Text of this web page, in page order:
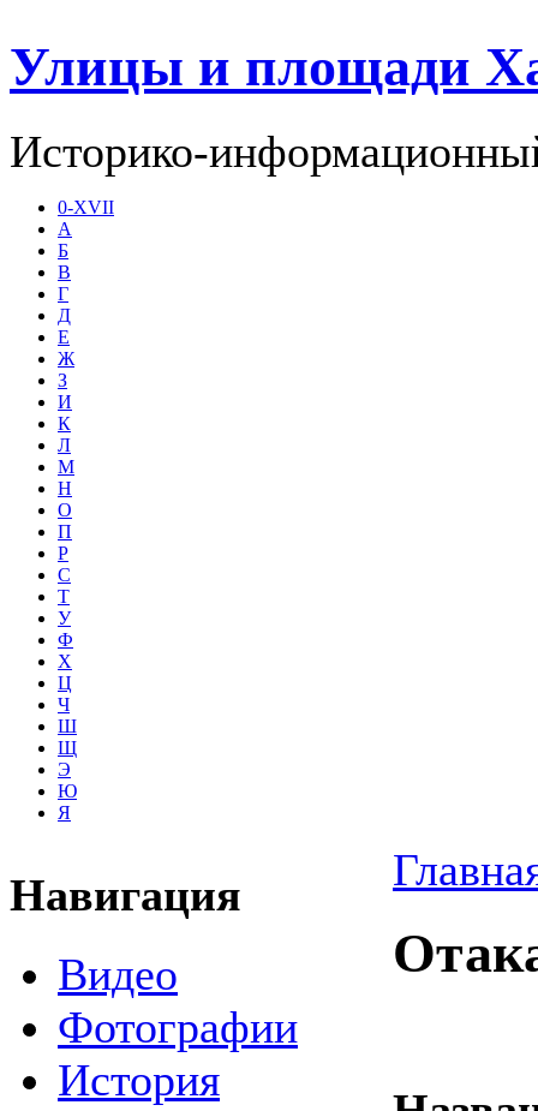
Улицы и площади
Историко-
0-XVII
А
Б
В
Г
Д
Е
Ж
З
И
К
Л
М
Н
О
П
Р
С
Т
У
Ф
Х
Ц
Ч
Ш
Щ
Э
Ю
Я
Навигация
Видео
Фотографии
История